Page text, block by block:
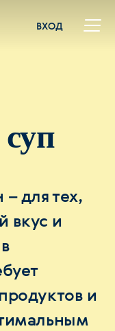
для тех,
вкус и
и
ВХОД